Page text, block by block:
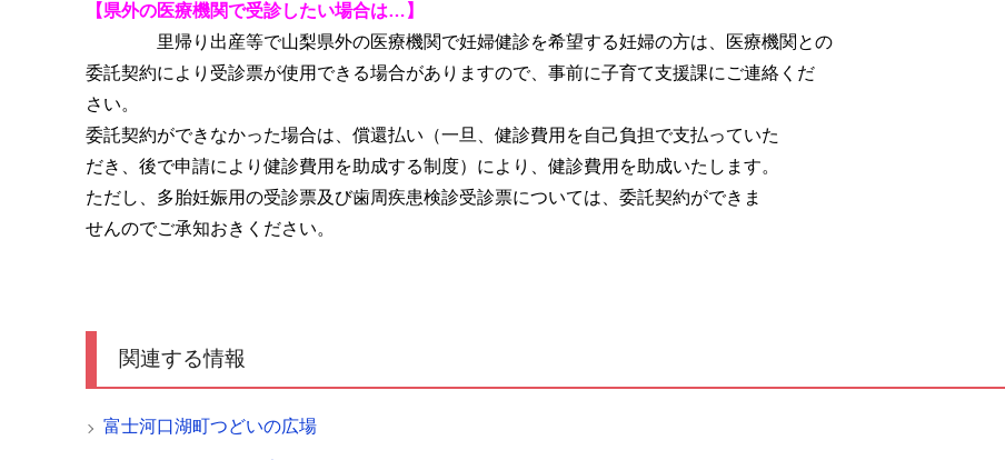
【県外の医療機関で受診したい場合は…】
里帰り出産等で山梨県外の医療機関で妊婦健診を希望する妊婦の方は、医療機関との
委託契約により受診票が使用できる場合がありますので、事前に子育て支援課にご連絡くだ
さい。
委託契約ができなかった場合は、償還払い（一旦、健診費用を自己負担で支払っていた
だき、後で申請により健診費用を助成する制度）により、健診費用を助成いたします。
ただし、多胎妊娠用の受診票及び歯周疾患検診受診票については、委託契約ができま
せんのでご承知おきください。
関連する情報
富士河口湖町つどいの広場